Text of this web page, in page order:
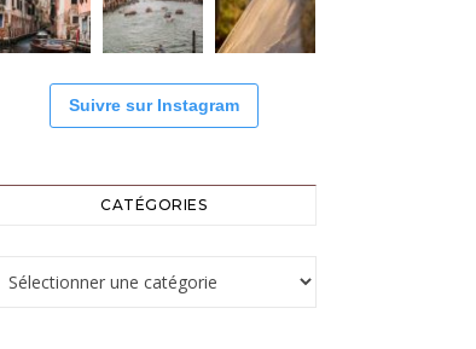
Suivre sur Instagram
CATÉGORIES
Catégories